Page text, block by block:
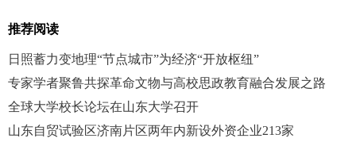
推荐阅读
日照蓄力变地理“节点城市”为经济“开放枢纽”
专家学者聚鲁共探革命文物与高校思政教育融合发展之路
全球大学校长论坛在山东大学召开
山东自贸试验区济南片区两年内新设外资企业213家